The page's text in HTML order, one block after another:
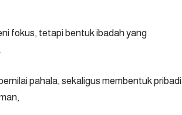
fokus, tetapi bentuk ibadah yang
pahala, sekaligus membentuk pribadi